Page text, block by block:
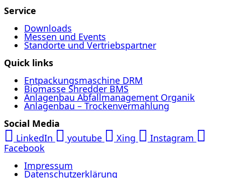
Service
Downloads
Messen und Events
Standorte und Vertriebspartner
Quick links
Entpackungsmaschine DRM
Biomasse Shredder BMS
Anlagenbau Abfallmanagement Organik
Anlagenbau – Trockenvermahlung
Social Media
LinkedIn
youtube Xing
Instagram
Facebook
Impressum
Datenschutzerklärung